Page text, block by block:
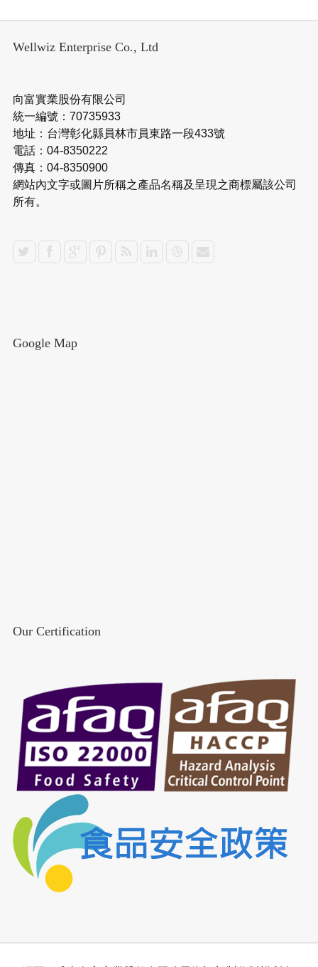
Wellwiz Enterprise Co., Ltd
向富實業股份有限公司
統一編號：70735933
地址：台灣彰化縣員林市員東路一段433號
電話：04-8350222
傳真：04-8350900
網站內文字或圖片所稱之產品名稱及呈現之商標屬該公司
所有。
Google Map
Our Certification